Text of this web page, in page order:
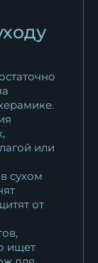
или
сухом
от
ищет